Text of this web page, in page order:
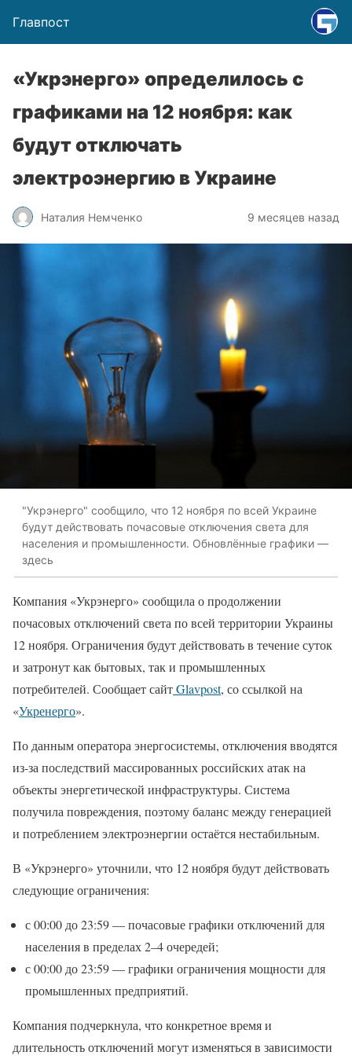
Главпост
«Укрэнерго» определилось с
графиками на 12 ноября: как
будут отключать
электроэнергию в Украине
Наталия Немченко 9 месяцев назад
"Укрэнерго" сообщило, что 12 ноября по всей Украине
будут действовать почасовые отключения света для
населения и промышленности. Обновлённые графики —
здесь
Компания «Укрэнерго» сообщила о продолжении
почасовых отключений света по всей территории Украины
12 ноября. Ограничения будут действовать в течение суток
и затронут как бытовых, так и промышленных
потребителей. Сообщает сайтGlavpost, со ссылкой на
«Укренерго».
По данным оператора энергосистемы, отключения вводятся
из-за последствий массированных российских атак на
объекты энергетической инфраструктуры. Система
получила повреждения, поэтому баланс между генерацией
и потреблением электроэнергии остаётся нестабильным.
В «Укрэнерго» уточнили, что 12 ноября будут действовать
следующие ограничения:
с 00:00 до 23:59 — почасовые графики отключений для
населения в пределах 2–4 очередей;
с 00:00 до 23:59 — графики ограничения мощности для
промышленных предприятий.
Компания подчеркнула, что конкретное время и
длительность отключений могут изменяться в зависимости